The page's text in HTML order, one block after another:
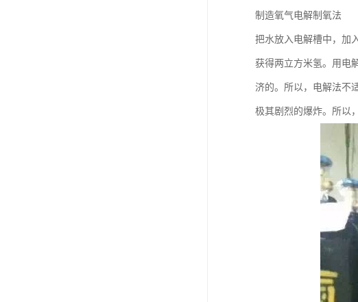
制造氧气电解制氧法
把水放入电解槽中，加
获得两立方米氢。用电
济的。所以，电解法不
极其剧烈的爆炸。所以